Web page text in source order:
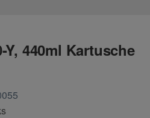
440ml Kartusche